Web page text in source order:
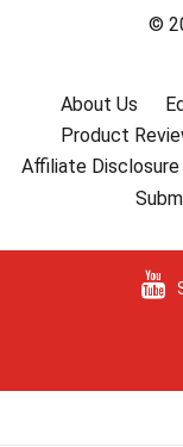
©
About Us
Product
Affiliate Disclosure